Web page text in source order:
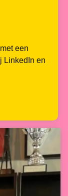
een
LinkedIn en